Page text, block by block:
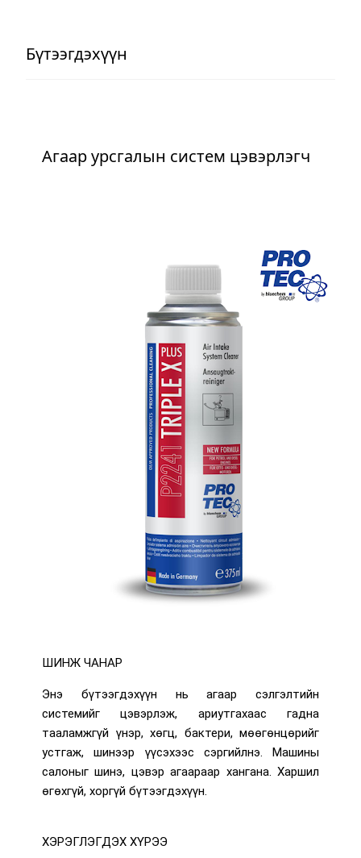
Бүтээгдэхүүн
Агаар урсгалын систем цэвэрлэгч
ШИНЖ ЧАНАР
Энэ бүтээгдэхүүн нь агаар сэлгэлтийн
системийг цэвэрлэж, ариутгахаас гадна
тааламжгүй үнэр, хөгц, бактери, мөөгөнцөрийг
устгаж, шинээр үүсэхээс сэргийлнэ. Машины
салоныг шинэ, цэвэр агаараар хангана. Харшил
өгөхгүй, хоргүй бүтээгдэхүүн.
ХЭРЭГЛЭГДЭХ ХҮРЭЭ